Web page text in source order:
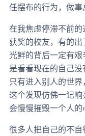
任摆布的行为，做事
在我焦虑停滞不前
获奖的校友，有的
光鲜的背后一定有
是看看现在的自己
只有进入别人的世
这个发现仿佛一记
会慢慢摧毁一个人的
很多人把自己的不自